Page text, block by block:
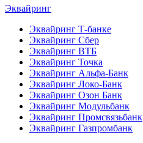
Эквайринг
Эквайринг Т-банке
Эквайринг Сбер
Эквайринг ВТБ
Эквайринг Точка
Эквайринг Альфа-Банк
Эквайринг Локо-Банк
Эквайринг Озон Банк
Эквайринг Модульбанк
Эквайринг Промсвязьбанк
Эквайринг Газпромбанк